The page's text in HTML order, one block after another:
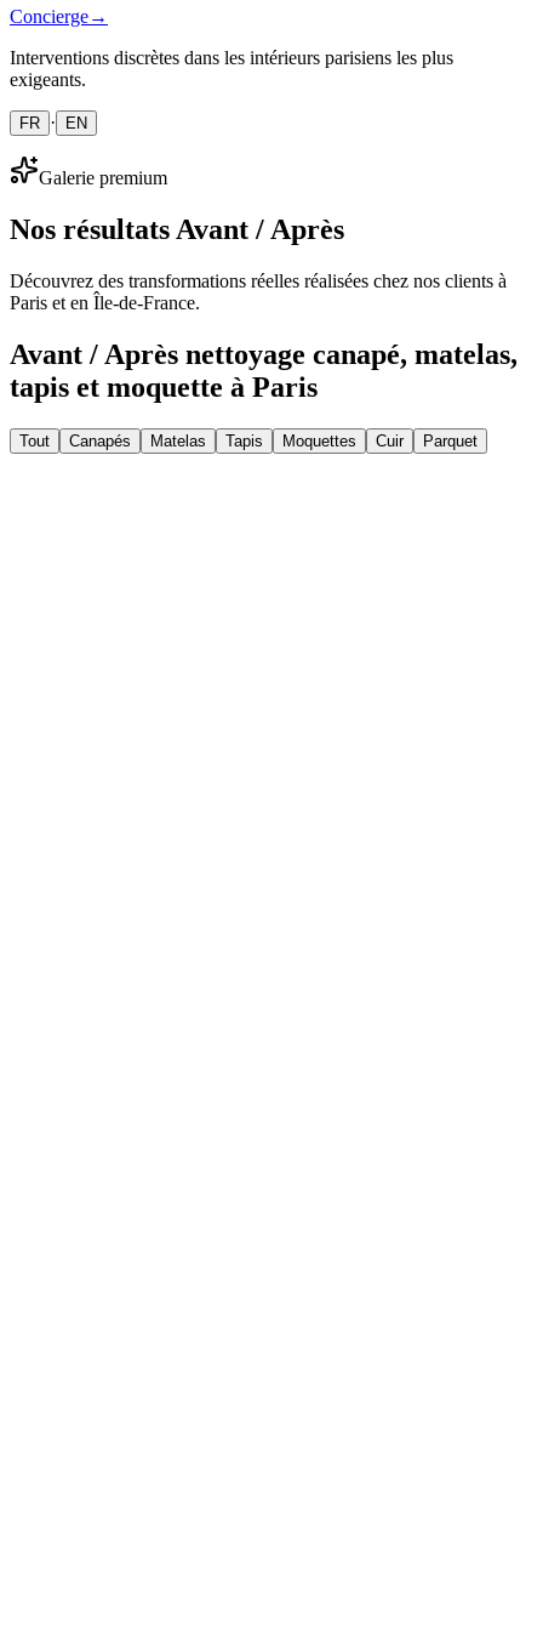
Concierge→
Interventions discrètes dans les intérieurs parisiens les plus
exigeants.
FR · EN
Galerie premium
Nos résultats Avant / Après
Découvrez des transformations réelles réalisées chez nos clients à
Paris et en Île-de-France.
Avant / Après nettoyage canapé, matelas,
tapis et moquette à Paris
Tout Canapés Matelas Tapis Moquettes Cuir Parquet